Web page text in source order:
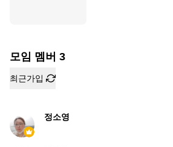
모임 멤버 3
최근가입
정소영